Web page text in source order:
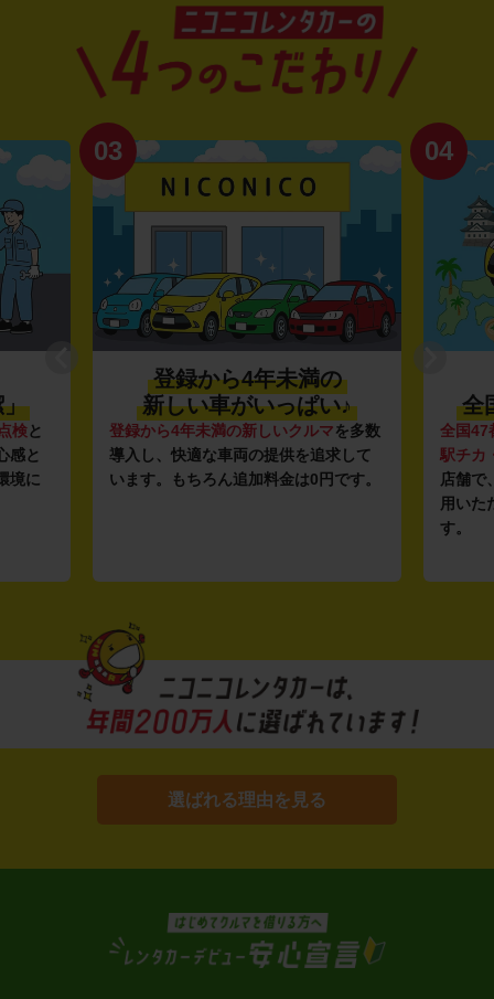
」
検と
感と
境に
03
登録から4年未満の
新しい車がいっぱい♪
登録から4年未満の新しいクルマを多数
導入し、快適な車両の提供を追求して
います。もちろん追加料金は0円です。
04
全
全国47
駅チカ
店舗で
用いた
す。
選ばれる理由を見る